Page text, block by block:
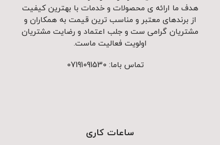
هدف ما ارائه ی محصولات و خدمات با بهترین کیفیت
از برندهای معتبر و مناسب ترین قیمت به همکاران و
مشتریان گرامی ست و جلب اعتماد و رضایت مشتریان
اولویت فعالیت ماست.
تماس باما: 07191091530
ساعات کاری